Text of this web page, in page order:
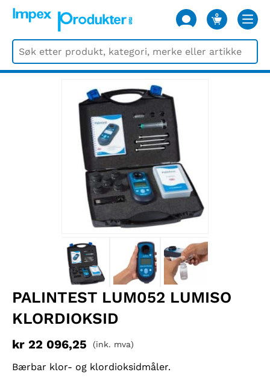
0
VARER
PALINTEST LUM052 LUMISO
KLORDIOKSID
kr 22 096,25 (ink. mva)
Bærbar klor- og klordioksidmåler.